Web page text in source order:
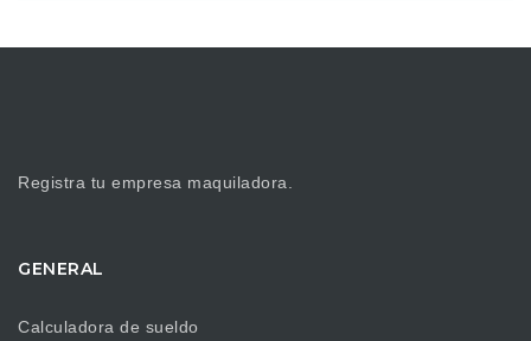
Registra tu empresa maquiladora.
GENERAL
Calculadora de sueldo